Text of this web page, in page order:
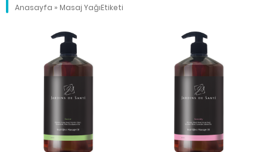
Anasayfa » Masaj YağıEtiketi